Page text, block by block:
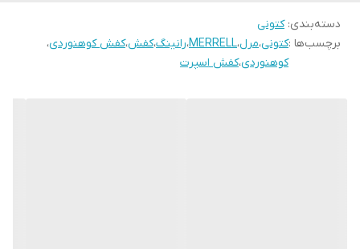
دسته‌بندی:کتونی
برچسب‌ها :کتونی،مرل،MERRELL،رانینگ،کفش،کفش کوهنوردی،
کوهنوردی،کفش اسپرت